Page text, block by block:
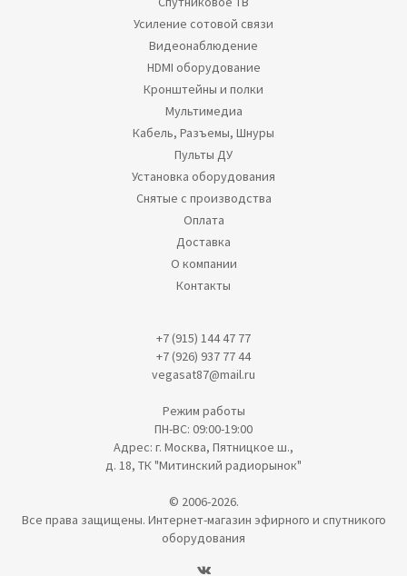
Усиление сотовой связи
Видеонаблюдение
HDMI оборудование
Кронштейны и полки
Мультимедиа
Кабель, Разъемы, Шнуры
Пульты ДУ
Установка оборудования
Снятые с производства
Оплата
Доставка
О компании
Контакты
+7 (915) 144 47 77
+7 (926) 937 77 44
vegasat87@mail.ru
Режим работы
ПН-ВС: 09:00-19:00
Адрес: г. Москва, Пятницкое ш.,
д. 18, ТК "Митинский радиорынок"
© 2006-2026.
Все права защищены. Интернет-магазин эфирного и спутникого
оборудования